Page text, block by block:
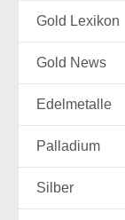
Gold Lexikon
Gold News
Edelmetalle
Palladium
Silber